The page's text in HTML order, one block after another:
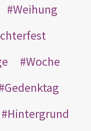
Weihung
Woche
Gedenktag
Hintergrund